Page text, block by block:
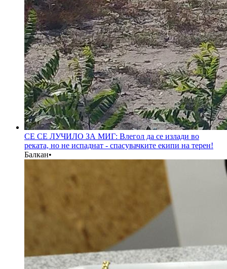
СЕ СЕ ЛУЧИЛО ЗА МИГ: Влегол да се излади во
реката, но не испаднат - спасувачките екипи на терен!
Балкан•